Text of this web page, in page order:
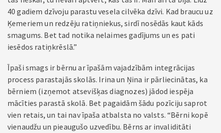
40 gadiem dzīvoju parastu vesela cilvēka dzīvi. Kad braucu uz
Ķemeriem un redzēju ratiņniekus, sirdī nosēdās kaut kāds
smagums. Bet tad notika nelaimes gadījums un es pati
iesēdos ratiņkrēslā.”
Īpaši smags ir bērnu ar īpašām vajadzībām integrācijas
process parastajās skolās. Irina un Ņina ir pārliecinātas, ka
bērniem (izņemot atsevišķas diagnozes) jādod iespēja
mācīties parastā skolā. Bet pagaidām šādu pozīciju saprot
vien retais, un tai nav īpaša atbalsta no valsts. “Bērni kopē
vienaudžu un pieaugušo uzvedību. Bērns ar invaliditāti